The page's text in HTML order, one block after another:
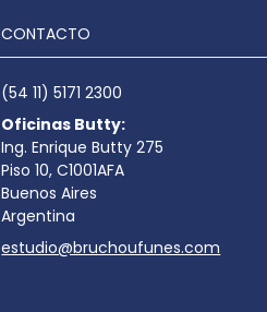
CONTACTO
(54 11) 5171 2300
Oficinas Butty:
Ing. Enrique Butty 275
Piso 10, C1001AFA
Buenos Aires
Argentina
estudio@bruchoufunes.com